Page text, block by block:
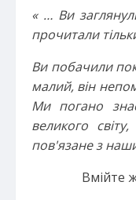
« … Ви
прочитали
Ви побачили
малий, він
Ми погано
великого
пов'язане з
Вмійте ж